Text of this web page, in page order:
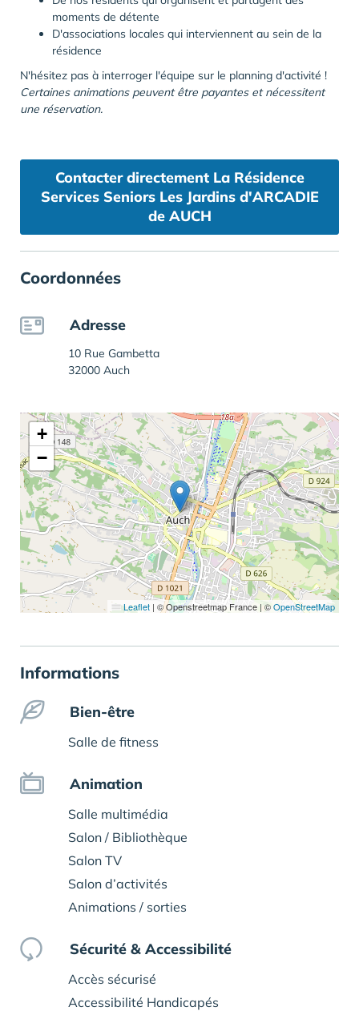
moments de détente
D'associations locales qui interviennent au sein de la
résidence
N'hésitez pas à interroger l'équipe sur le planning d'activité !
Certaines animations peuvent être payantes et nécessitent
une réservation.
Contacter directement La Résidence
Services Seniors Les Jardins d'ARCADIE
de AUCH
Coordonnées
Adresse
10 Rue Gambetta
32000 Auch
+
−
Leaflet | © Openstreetmap France | ©OpenStreetMap
Informations
Bien-être
Salle de fitness
Animation
Salle multimédia
Salon / Bibliothèque
Salon TV
Salon d’activités
Animations / sorties
Sécurité & Accessibilité
Accès sécurisé
Accessibilité Handicapés